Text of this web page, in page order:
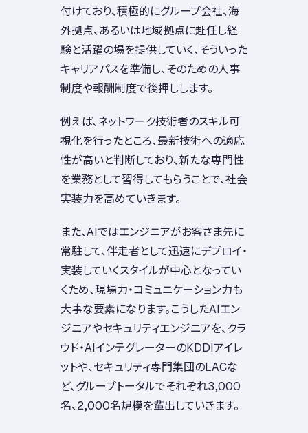
付けており、積極的にグループ会社、海
外拠点、あるいは地域拠点に赴任し経
験と活躍の場を提供していく、そういった
キャリアパスを準備し、そのための人事
制度や報酬制度で後押しします。
例えば、ネットワーク技術者のスキル可
視化を行ったところ、最新技術への適応
性が高いと判断しており、新たな専門性
を業務として習得してもらうことで、社会
実装力を高めていきます。
また、AIではエンジニアがお客さま先に
常駐して、伴走者として迅速にデプロイ・
実装していくスタイルが中心となってい
くため、現場力・コミュニケーション力も
大事な要素になります。こうしたAIエン
ジニアやセキュリティエンジニアを、クラ
ウド・AIインテグレーターのKDDIアイレ
ットや、セキュリティ専門集団のLACな
ど、グループトータルでそれぞれ3,000
名、2,000名規模を輩出していきます。